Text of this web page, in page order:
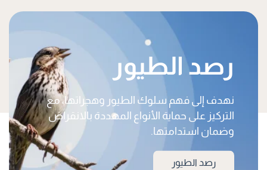
رصد الطيور
نهدف إلى فهم سلوك الطيور وهجراتها، مع
التركيز على حماية الأنواع المهددة بالانقراض
وضمان استدامتها.
رصد الطيور